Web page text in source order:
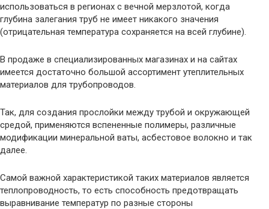
использоваться в регионах с вечной мерзлотой, когда
глубина залегания труб не имеет никакого значения
(отрицательная температура сохраняется на всей глубине).
В продаже в специализированных магазинах и на сайтах
имеется достаточно большой ассортимент утеплительных
материалов для трубопроводов.
Так, для создания прослойки между трубой и окружающей
средой, применяются вспененные полимеры, различные
модификации минеральной ваты, асбестовое волокно и так
далее.
Самой важной характеристикой таких материалов является
теплопроводность, то есть способность предотвращать
выравнивание температур по разные стороны